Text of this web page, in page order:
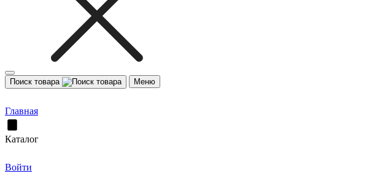
Поиск товара Меню
Главная
Каталог
Войти